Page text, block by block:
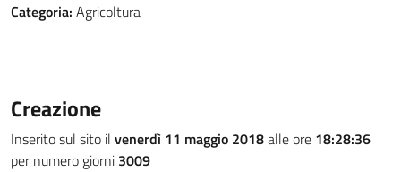
Categoria: Agricoltura
Creazione
Inserito sul sito il venerdì 11 maggio 2018alle ore 18:28:36
per numero giorni 3009